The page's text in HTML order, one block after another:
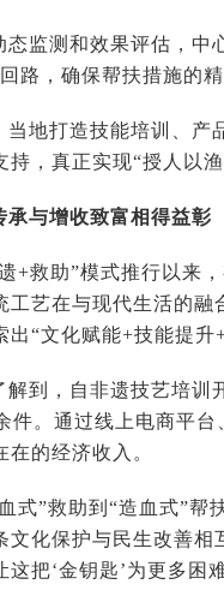
态监测和效果评估，中
路，确保帮扶措施的
当地打造技能培训、产
持，真正实现“授人以
承与增收致富相得益彰
+救助”模式推行以来
工艺在与现代生活的融
出“文化赋能+技能提升
解到，自非遗技艺培训
件。通过线上电商平
在的经济收入。
式”救助到“造血式”帮
文化保护与民生改善相
这把‘金钥匙’为更多困